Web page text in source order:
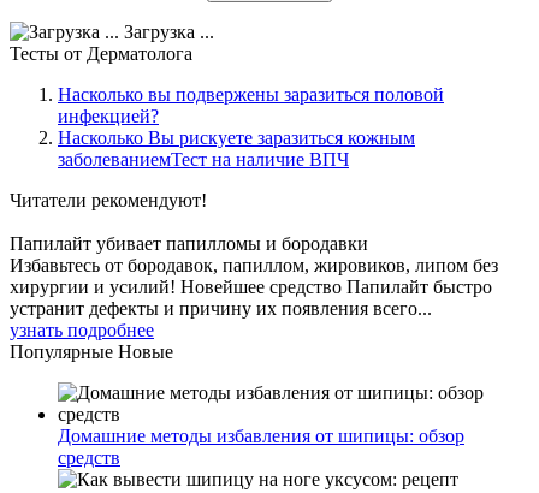
Загрузка ...
Тесты от Дерматолога
Насколько вы подвержены заразиться половой
инфекцией?
Насколько Вы рискуете заразиться кожным
заболеваниемТест на наличие ВПЧ
Читатели рекомендуют!
Папилайт убивает папилломы и бородавки
Избавьтесь от бородавок, папиллом, жировиков, липом без
хирургии и усилий! Новейшее средство Папилайт быстро
устранит дефекты и причину их появления всего...
узнать подробнее
Популярные Новые
Домашние методы избавления от шипицы: обзор
средств